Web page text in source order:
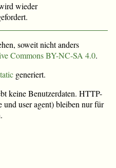
wieder
soweit nicht anders
Commons BY-NC-SA 4.0.
generiert.
keine Benutzerdaten. HTTP-
und user agent) bleiben nur für